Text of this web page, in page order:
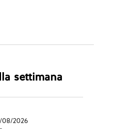
settimana
2026